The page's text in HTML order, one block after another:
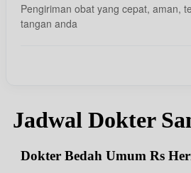
Pengiriman obat yang cepat, aman,
tangan anda
Jadwal Dokter
Dokter Bedah Umum Rs